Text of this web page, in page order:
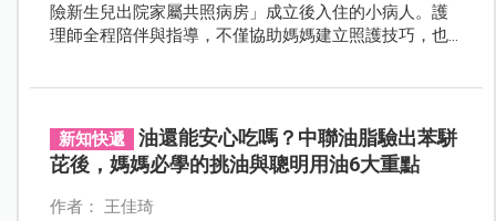
險新生兒出院家屬共照病房」成立後入住的小病人。護
理師全程陪伴與指導，不僅協助媽媽建立照護技巧，也
新知快遞
油還能安心吃嗎？中聯油脂驗出苯駢
芘後，媽媽必學的挑油與聰明用油6大重點
作者： 王佳琦